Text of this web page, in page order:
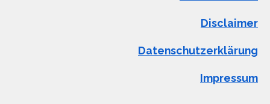
Disclaimer
Datenschutzerklärung
Impressum